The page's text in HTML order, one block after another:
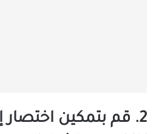
2. قم بتمكين اختصار